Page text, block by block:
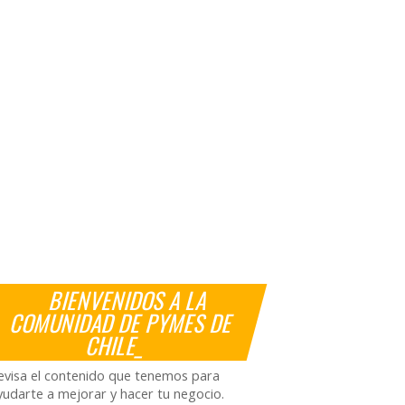
BIENVENIDOS A LA
COMUNIDAD DE PYMES DE
CHILE_
el contenido que tenemos para
a mejorar y hacer tu negocio.